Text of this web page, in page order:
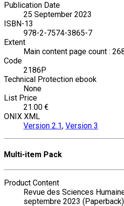
Publication Date
25 September 2023
ISBN-13
978-2-7574-3865-7
Extent
Main content page count :
Code
2186P
Technical Protection ebook
None
List Price
21.00 €
ONIX XML
Version 2.1, Version 3
Multi-item Pack
Product Content
Revue des Sciences
septembre 2023